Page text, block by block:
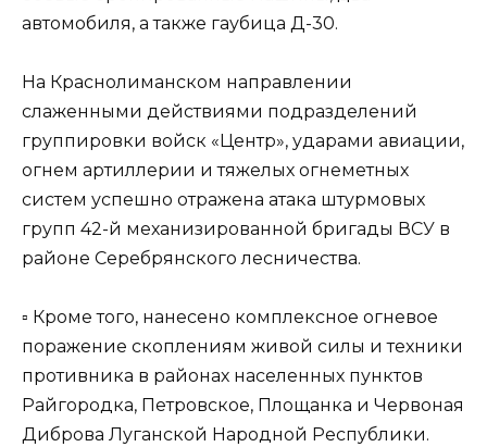
автомобиля, а также гаубица Д-30.
На Краснолиманском направлении
слаженными действиями подразделений
группировки войск «Центр», ударами авиации,
огнем артиллерии и тяжелых огнеметных
систем успешно отражена атака штурмовых
групп 42-й механизированной бригады ВСУ в
районе Серебрянского лесничества.
▫️ Кроме того, нанесено комплексное огневое
поражение скоплениям живой силы и техники
противника в районах населенных пунктов
Райгородка, Петровское, Площанка и Червоная
Диброва Луганской Народной Республики.